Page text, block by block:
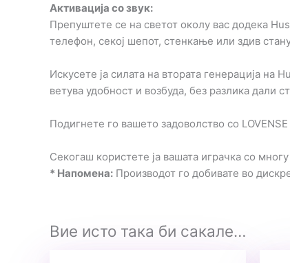
Активација со звук:
Препуштете се на светот околу вас додека
телефон, секој шепот, стенкање или здив
Искусете ја силата на втората генерација на
ветува удобност и возбуда, без разлика дали
Подигнете го вашето задоволство со
Секогаш користете ја вашата играчка со
* Напомена: Производот го добивате во
Вие исто така би сакале…